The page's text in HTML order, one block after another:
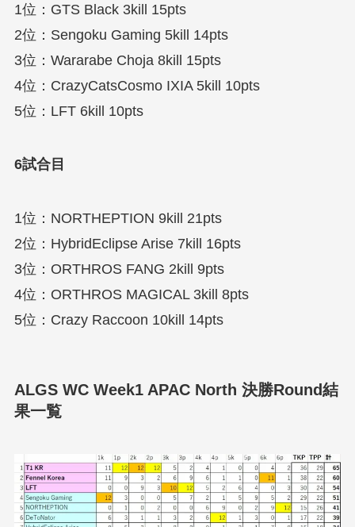
1位：GTS Black 3kill 15pts
2位：Sengoku Gaming 5kill 14pts
3位：Wararabe Choja 8kill 15pts
4位：CrazyCatsCosmo IXIA 5kill 10pts
5位：LFT 6kill 10pts
6試合目
1位：NORTHEPTION 9kill 21pts
2位：HybridEclipse Arise 7kill 16pts
3位：ORTHROS FANG 2kill 9pts
4位：ORTHROS MAGICAL 3kill 8pts
5位：Crazy Raccoon 10kill 14pts
ALGS WC Week1 APAC North 決勝Round結
果一覧